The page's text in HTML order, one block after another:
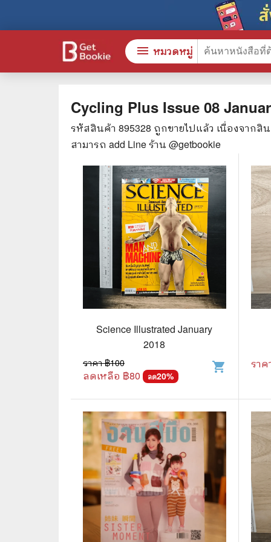
Cycling Plus Issue 08
รหัสสินค้า 895328 ถูกขายไปแล้ว เนื่องจาก
สามารถ add Line ร้าน @getbookie
Science Illustrated January
2018
ราคา ฿100
ลดเหลือ ฿80 ลด20%
shopping_cart ราค
menu หมวดหมู่
หนังสือทั้งหมด
สินค้าใช้เฉพาะแต้มเท่านั้น
📚 หนังสือทั่วไป
😁 จิตวิทยา พัฒนาตนเอง
👔 ธุรกิจ เศรษฐศาสตร์
📜 ประวัติศาสตร์
👤 ประวัติบุคคล ประสบการณ์ชีวิต
🌠 โหราศาสตร์ การทำนาย
☸️ ธรรมะ ศาสนา ปรัชญา
🏙️ การเมือง สังคมศาสตร์
🧳 ท่องเที่ยว ประสบการณ์ท่องเที่ยว
💃 งานอดิเรก อาชีพ
สารคดี
🌎 สารคดี ความรู้รอบตัว
💎 เพชร พลอย อัญมณี
⚖️ กฎ
💬 ภา
💉 กา
👮‍♀️
🏫 หนั
👩‍🏫
การศึ
🕰️ กา
❤️ รัก
🎭 ดร
💀 ผี